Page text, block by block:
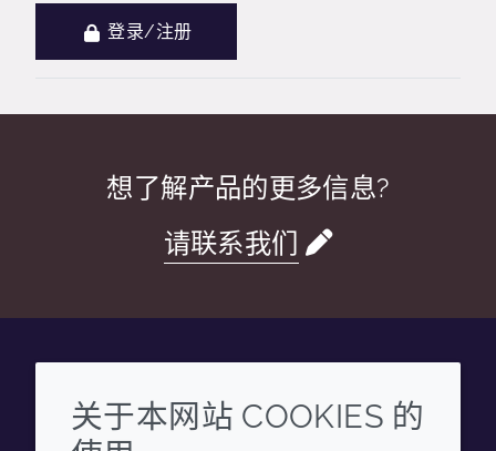
登录/注册
想了解产品的更多信息?
请联系我们
WechatYouku Zhihu Tiktok
关于本网站 COOKIES 的